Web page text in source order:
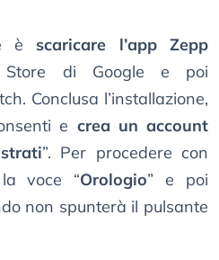
è scaricare l’app Zepp
Store di Google e poi
Conclusa l’installazione,
e crea un account
”. Per procedere con
la voce “Orologio” e poi
non spunterà il pulsante